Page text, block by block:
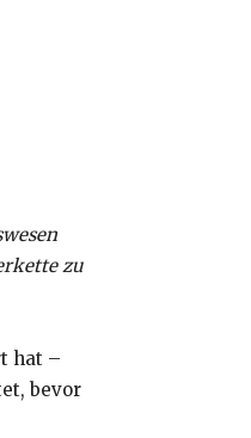
zu
hat –
bevor